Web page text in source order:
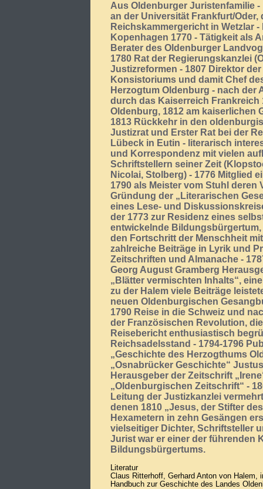
Aus Oldenburger Juristenfamilie
an der Universität Frankfurt/Oder,
Reichskammergericht in Wetzlar
Kopenhagen 1770 - Tätigkeit als
Berater des Oldenburger
1780 Rat der Regierungskanzlei
Justizreformen - 1807 Direktor
Konsistoriums und damit Chef
Herzogtum Oldenburg - nach der
durch das Kaiserreich Frankreich
Oldenburg, 1812 am kaiserlichen
1813 Rückkehr in den
Justizrat und Erster Rat bei der
Lübeck in Eutin - literarisch
und Korrespondenz mit vielen
Schriftstellern seiner Zeit
Nicolai, Stolberg) - 1776 Mitglied
1790 als Meister vom Stuhl deren
Gründung der „Literarischen
eines Lese- und
der 1773 zur Residenz eines
entwickelnde
den Fortschritt der Menschheit
zahlreiche Beiträge in Lyrik und
Zeitschriften und Almanache -
Georg August Gramberg
„Blätter vermischten Inhalts“,
zu der Halem viele Beiträge
neuen Oldenburgischen
1790 Reise in die Schweiz und
der Französischen Revolution,
Reisebericht enthusiastisch
Reichsadelsstand - 1794-1796
„Geschichte des Herzogthums
„Osnabrücker Geschichte“
Herausgeber der Zeitschrift
„Oldenburgischen Zeitschrift“ -
Leitung der Justizkanzlei
denen 1810 „Jesus, der Stifter
Hexametern in zehn Gesängen
vielseitiger Dichter, Schriftsteller
Jurist war er einer der führenden
Bildungsbürgertums.
Literatur
Claus Ritterhoff, Gerhard Anton von Halem,
Handbuch zur Geschichte des Landes